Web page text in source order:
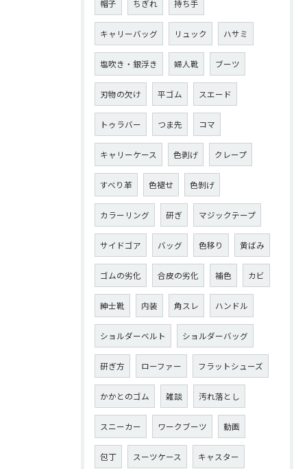
帽子 ちぎれ 持ち手
キャリーバッグ リュック ハサミ
塩吹き・銀浮き 婦人靴 ブーツ
刃物の欠け 平ゴム スエード
トゥラバー つま先 コマ
キャリーケース 色剥げ クレープ
すべり革 色褪せ 色剝げ
カラーリング 研ぎ マジックテープ
サイドゴア バッグ 色移り 黄ばみ
ゴムの劣化 合皮の劣化 補色 カビ
紳士靴 内装 角スレ ハンドル
ショルダーベルト ショルダーバッグ
研ぎ方 ローファー フラットシューズ
かかとのゴム 雑談 汚れ落とし
スニーカー ワークブーツ 動画
包丁 スーツケース キャスター